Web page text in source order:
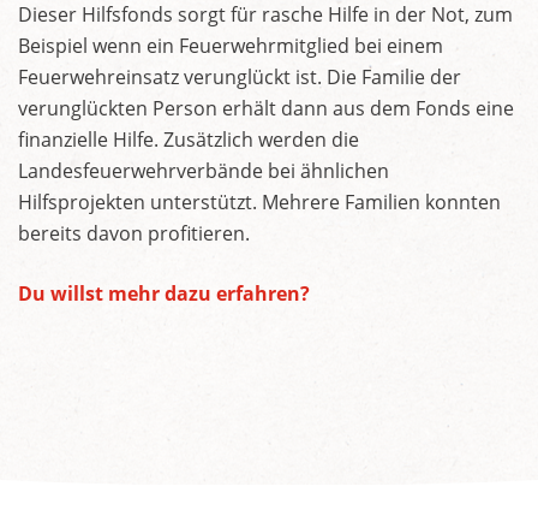
Dieser Hilfsfonds sorgt für rasche Hilfe in der Not, zum
Beispiel wenn ein Feuerwehrmitglied bei einem
Feuerwehreinsatz verunglückt ist. Die Familie der
verunglückten Person erhält dann aus dem Fonds eine
finanzielle Hilfe. Zusätzlich werden die
Landesfeuerwehrverbände bei ähnlichen
Hilfsprojekten unterstützt. Mehrere Familien konnten
bereits davon profitieren.
Du willst mehr dazu erfahren?